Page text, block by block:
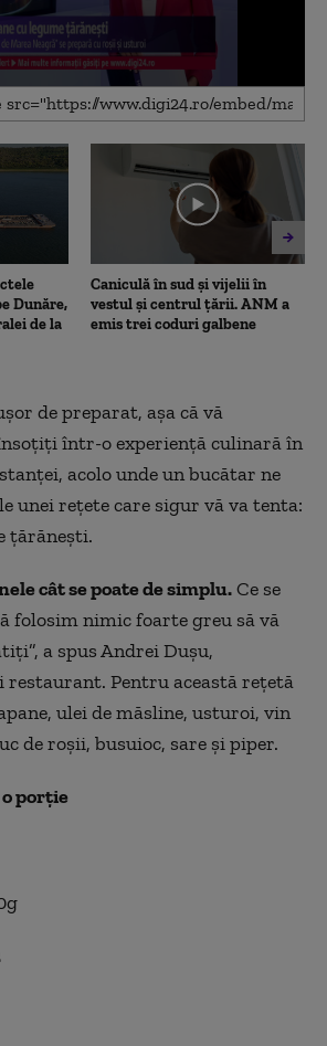
Dunăre,
de la
Caniculă în sud și vijelii în
vestul și centrul țării. ANM a
emis trei coduri galbene
de preparat, aşa că vă
într-o experienţă culinară în
acolo unde un bucătar ne
unei reţete care sigur vă va tenta:
ţărăneşti.
cât se poate de simplu.Ce se
folosim nimic foarte greu să vă
a spus Andrei Duşu,
restaurant. Pentru această reţetă
ulei de măsline, usturoi, vin
de roşii, busuioc, sare şi piper.
porție